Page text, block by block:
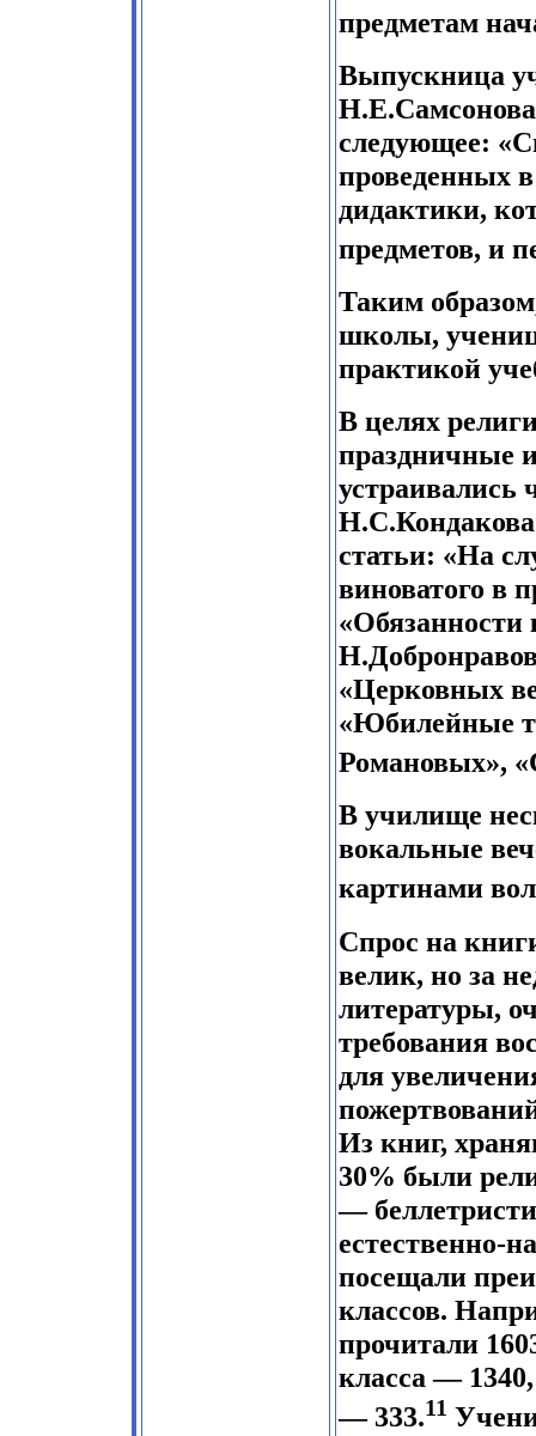
предметам
Выпускница
следующее:
проведенных
дидактики,
предметов, и
Таким
школы,
практикой
В целях
праздничные
Н.С.Кондакова
статьи: «На
виноватого в
«Обязанности
«Церковных
«Юбилейные
Романовых»,
В училище
вокальные
картинами
Спрос на
велик, но за
литературы,
требования
для
Из книг,
30% были
—
естественно-
посещали
классов.
прочитали
класса —
— 333.11